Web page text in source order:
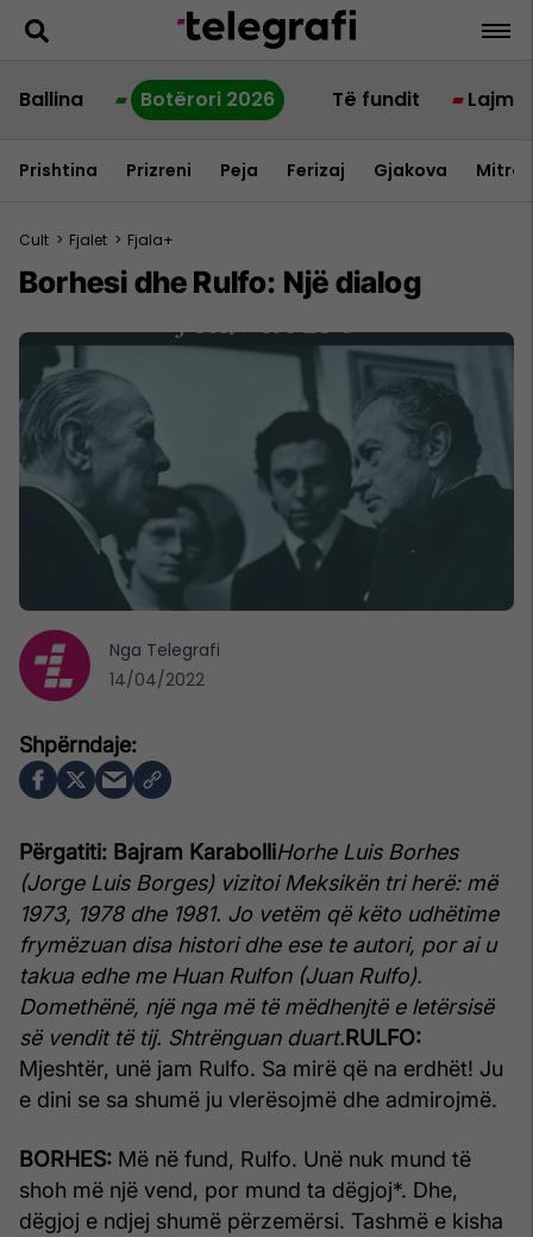
Ballina Botërori 2026 Të fundit Lajme
Prishtina Prizreni Peja Ferizaj Gjakova
Cult > Fjalet > Fjala+
Borhesi dhe Rulfo: Një dialog
Përgatiti: Bajram KarabolliHorhe Luis Borhes
(Jorge Luis Borges) vizitoi Meksikën tri herë: më
1973, 1978 dhe 1981. Jo vetëm që këto udhëtime
frymëzuan disa histori dhe ese te autori, por ai u
takua edhe me Huan Rulfon (Juan Rulfo).
Domethënë, një nga më të mëdhenjtë e letërsisë
së vendit të tij. Shtrënguan duart. RULFO:
Mjeshtër, unë jam Rulfo. Sa mirë që na erdhët! Ju
e dini se sa shumë ju vlerësojmë dhe admirojmë.
BORHES: Më në fund, Rulfo. Unë nuk mund të
shoh më një vend, por mund ta dëgjoj*. Dhe,
dëgjoj e ndjej shumë përzemërsi. Tashmë e kisha
Nga Telegrafi
14/04/2022